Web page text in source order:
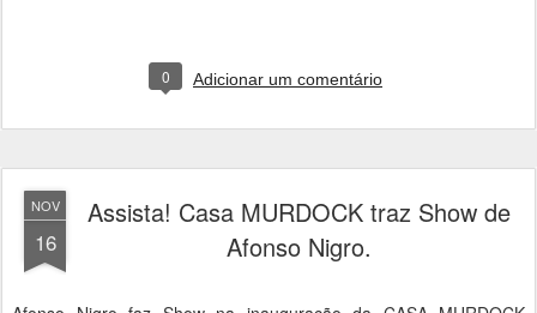
0 Adicionar um comentário
NOV
16
Assista! Casa MURDOCK traz Show de
Afonso Nigro.